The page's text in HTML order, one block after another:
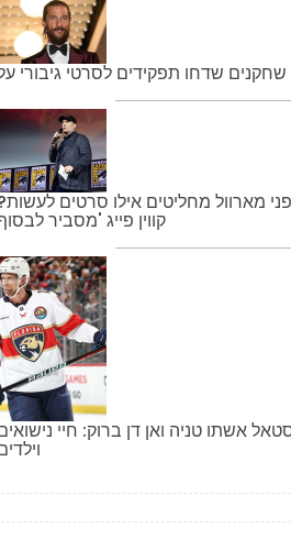
שחקנים שדחו תפקידים לסרטי גיבורי
מארוול מחליטים אילו סרטים
קווין פייג 'מסביר
אשתו טניה ואן דן ברוק: חיי